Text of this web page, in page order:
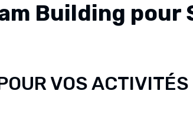
Building pour
VOS